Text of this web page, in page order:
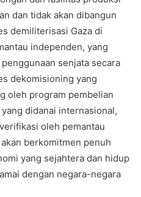
dan tidak akan dibangun
demiliterisasi Gaza di
independen, yang
senjata secara
dekomisioning yang
oleh program pembelian
didanai internasional,
oleh pemantau
berkomitmen penuh
yang sejahtera dan hidup
dengan negara-negara